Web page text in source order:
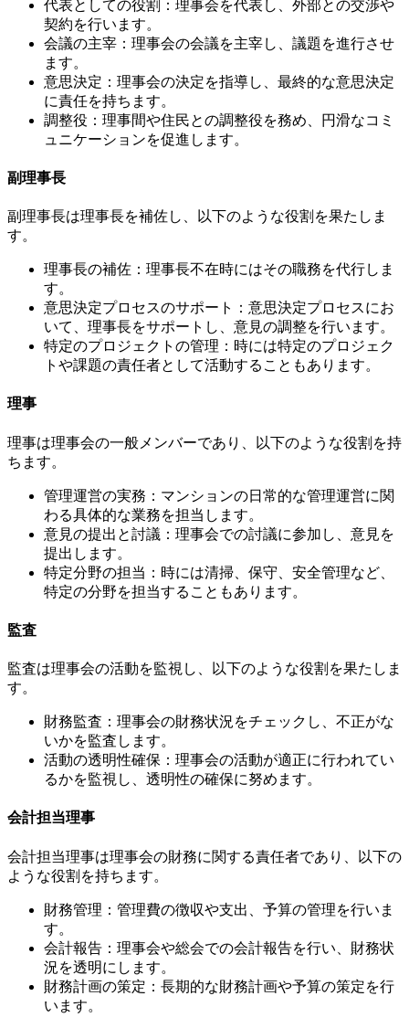
2. 財務管理
代表としての役割：理事会を代表し、外部との交渉や
契約を行います。
会議の主宰：理事会の会議を主宰し、議題を進行させ
ます。
意思決定：理事会の決定を指導し、最終的な意思決定
に責任を持ちます。
調整役：理事間や住民との調整役を務め、円滑なコミ
ュニケーションを促進します。
副理事長
副理事長は理事長を補佐し、以下のような役割を果たしま
す。
理事長の補佐：理事長不在時にはその職務を代行しま
す。
意思決定プロセスのサポート：意思決定プロセスにお
いて、理事長をサポートし、意見の調整を行います。
特定のプロジェクトの管理：時には特定のプロジェク
トや課題の責任者として活動することもあります。
理事
理事は理事会の一般メンバーであり、以下のような役割を持
ちます。
管理運営の実務：マンションの日常的な管理運営に関
わる具体的な業務を担当します。
意見の提出と討議：理事会での討議に参加し、意見を
提出します。
特定分野の担当：時には清掃、保守、安全管理など、
特定の分野を担当することもあります。
監査
監査は理事会の活動を監視し、以下のような役割を果たしま
す。
財務監査：理事会の財務状況をチェックし、不正がな
いかを監査します。
活動の透明性確保：理事会の活動が適正に行われてい
るかを監視し、透明性の確保に努めます。
会計担当理事
会計担当理事は理事会の財務に関する責任者であり、以下の
ような役割を持ちます。
財務管理：管理費の徴収や支出、予算の管理を行いま
す。
会計報告：理事会や総会での会計報告を行い、財務状
況を透明にします。
財務計画の策定：長期的な財務計画や予算の策定を行
います。